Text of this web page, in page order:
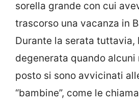
sorella grande con cui
trascorso una vacanza in
Durante la serata tuttavia,
degenerata quando alcuni
posto si sono avvicinati
“bambine”, come le